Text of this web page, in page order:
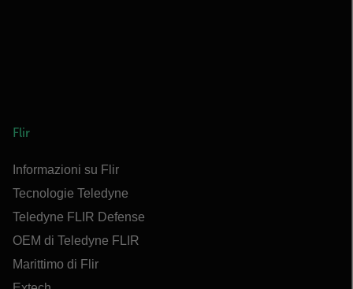
Flir
Informazioni su Flir
Tecnologie Teledyne
Teledyne FLIR Defense
OEM di Teledyne FLIR
Marittimo di Flir